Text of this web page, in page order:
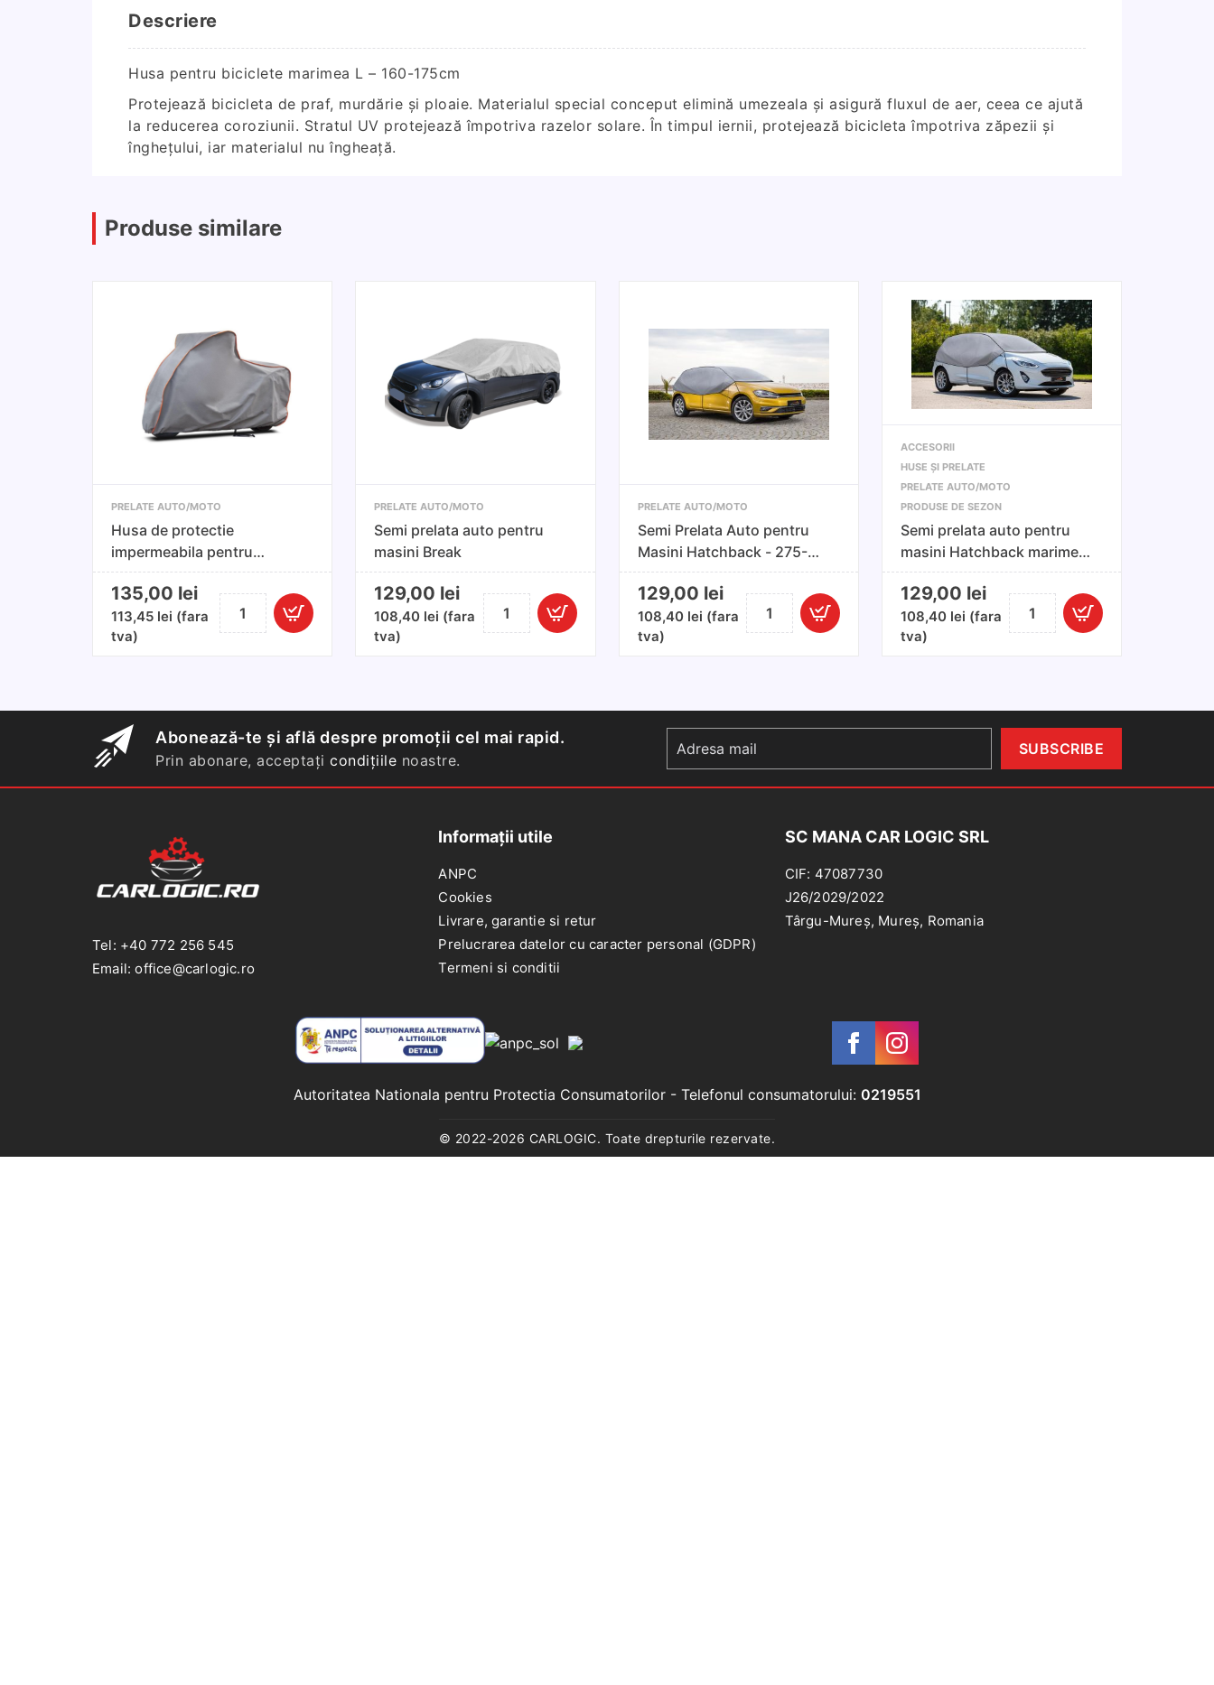
Descriere
Husa pentru biciclete marimea L – 160-175cm
Protejează bicicleta de praf, murdărie și ploaie. Materialul special conceput elimină umezeala și asigură fluxul de aer, ceea ce ajută
la reducerea coroziunii. Stratul UV protejează împotriva razelor solare. În timpul iernii, protejează bicicleta împotriva zăpezii și
înghețului, iar materialul nu îngheață.
Produse similare
PRELATE AUTO/MOTO
Husa de protectie
impermeabila pentru
motocicleta/scuter
135,00 lei
113,45 lei (fara
tva)
Cantitate
Husa
pentru
motocicleta/scuter
PRELATE AUTO/MOTO
Semi prelata auto pentru
masini Break
129,00 lei
108,40 lei (fara
tva)
Cantitate
Semi
masini
Break
PRELATE AUTO/MOTO
Semi Prelata Auto pentru
Masini Hatchback - 275-
295x116x75cm
129,00 lei
108,40 lei (fara
tva)
Cantitate
Semi
Masini
Hatchback
-
ACCESORII
HUSE ȘI PRELATE
PRELATE AUTO/MOTO
PRODUSE DE SEZON
Semi prelata auto pentru
masini Hatchback marimea
S/M 255 - 275x116x70cm
129,00 lei
108,40 lei (fara
tva)
Cantitate
Semi
masini
Hatchback
marimea
Abonează-te și află despre promoții cel mai rapid.
Prin abonare, acceptați condițiile noastre.
Tel: +40 772 256 545
Email: office@carlogic.ro
Informații utile
ANPC
Cookies
Livrare, garantie si retur
Prelucrarea datelor cu caracter personal (GDPR)
Termeni si conditii
SC MANA CAR LOGIC SRL
CIF: 47087730
J26/2029/2022
Târgu-Mureș, Mureș, Romania
Autoritatea Nationala pentru Protectia Consumatorilor- Telefonul consumatorului: 0219551
© 2022-2026 CARLOGIC. Toate drepturile rezervate.